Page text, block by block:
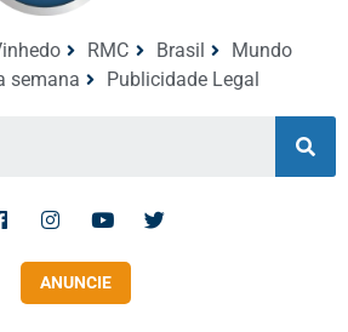
RMC Brasil
Mundo
semana
Publicidade Legal
ANUNCIE